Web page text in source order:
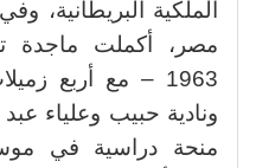
الملكية البريطانية،
مصر، أكملت ماجدة
1963 – مع أربع
ونادية حبيب وعلياء
منحة دراسية في